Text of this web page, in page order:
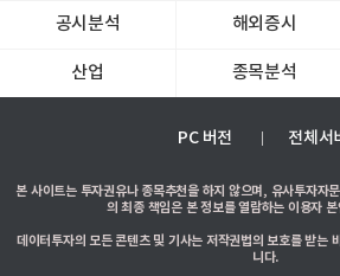
공시분석 해외증시
산업 종목분석
PC 버전 전체서
본 사이트는 투자권유나 종목추천을 하지 않으며, 유사투자자
의 최종 책임은 본 정보를 열람하는 이용자
데이터투자의 모든 콘텐츠 및 기사는 저작권법의 보호를 받는
니다.